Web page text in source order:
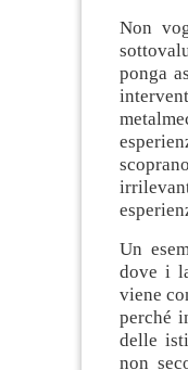
Non
ponga
Un
dove i
viene
perché
delle
non